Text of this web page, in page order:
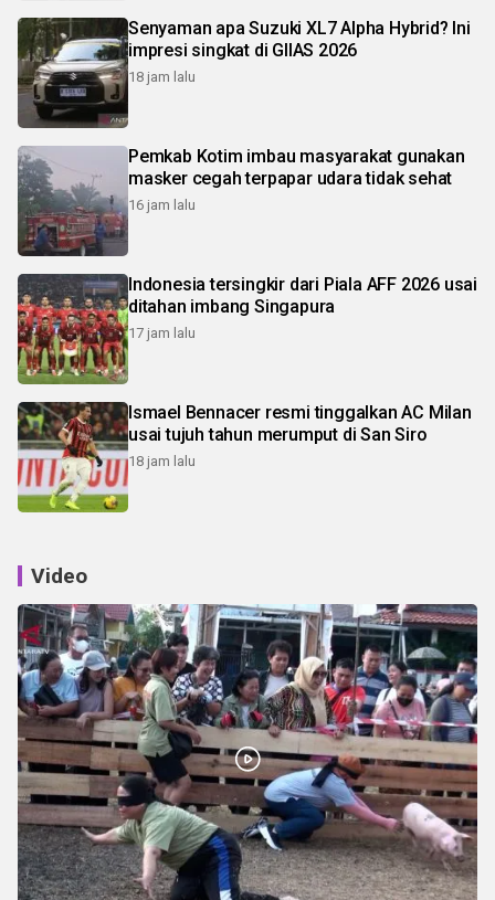
Senyaman apa Suzuki XL7 Alpha Hybrid? Ini
impresi singkat di GIIAS 2026
18 jam lalu
Pemkab Kotim imbau masyarakat gunakan
masker cegah terpapar udara tidak sehat
16 jam lalu
Indonesia tersingkir dari Piala AFF 2026 usai
ditahan imbang Singapura
17 jam lalu
Ismael Bennacer resmi tinggalkan AC Milan
usai tujuh tahun merumput di San Siro
18 jam lalu
Video